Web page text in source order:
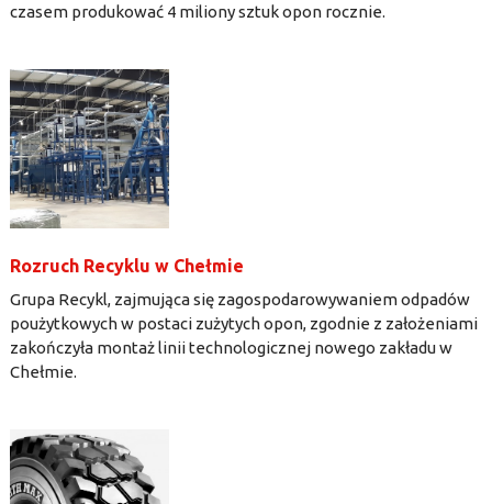
czasem produkować 4 miliony sztuk opon rocznie.
Rozruch Recyklu w Chełmie
Grupa Recykl, zajmująca się zagospodarowywaniem odpadów
poużytkowych w postaci zużytych opon, zgodnie z założeniami
zakończyła montaż linii technologicznej nowego zakładu w
Chełmie.